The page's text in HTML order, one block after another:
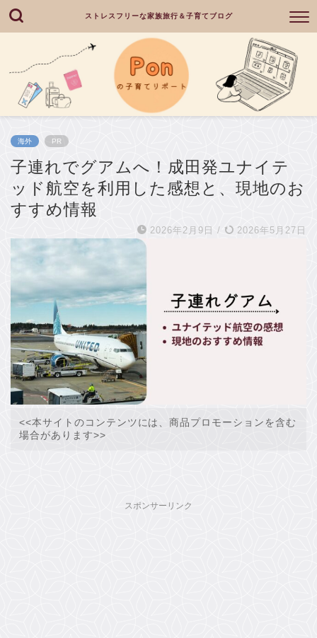
ストレスフリーな家族旅行＆子育てブログ
海外 PR
子連れでグアムへ！成田発ユナイテ
ッド航空を利用した感想と、現地のお
すすめ情報
2026年2月9日 / 2026年5月27日
<<本サイトのコンテンツには、商品プロモーションを含む
場合があります>>
スポンサーリンク